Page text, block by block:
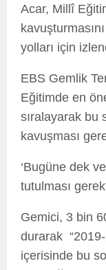
Acar, Millî
yolları için
EBS Gemlik
Eğitimde en
sıralayarak bu
kavuşması
‘Bugüne dek
tutulması
Gemici, 3 bin
durarak
içerisinde bu